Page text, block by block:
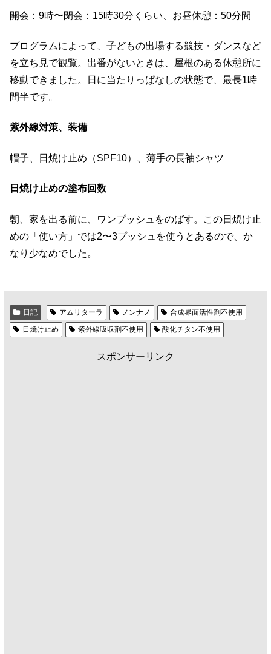
開会：9時〜閉会：15時30分くらい、お昼休憩：50分間
プログラムによって、子どもの出場する競技・ダンスなど
を立ち見で観覧。出番がないときは、屋根のある休憩所に
移動できました。日に当たりっぱなしの状態で、最長1時
間半です。
紫外線対策、装備
帽子、日焼け止め（SPF10）、薄手の長袖シャツ
日焼け止めの塗布回数
朝、家を出る前に、ワンプッシュをのばす。この日焼け止
めの「使い方」では2〜3プッシュを使うとあるので、か
なり少なめでした。
日記 アムリターラ ノンナノ
合成界面活性剤不使用
日焼け止め
紫外線吸収剤不使用 酸化チタン不使用
スポンサーリンク